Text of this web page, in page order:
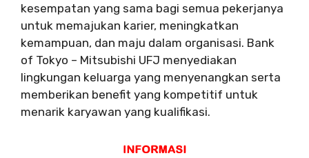
kesempatan yang sama bagi semua pekerjanya
untuk memajukan karier, meningkatkan
kemampuan, dan maju dalam organisasi. Bank
of Tokyo – Mitsubishi UFJ menyediakan
lingkungan keluarga yang menyenangkan serta
memberikan benefit yang kompetitif untuk
menarik karyawan yang kualifikasi.